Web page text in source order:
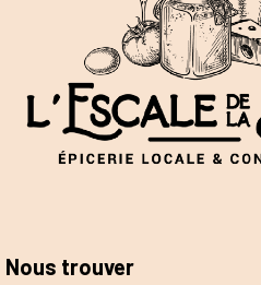
Nous trouver